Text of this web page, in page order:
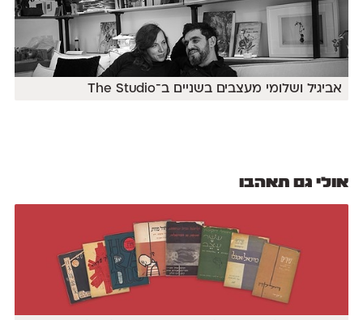
אביגיל ושלומי מעצבים בשניים ב־The Studio
אולי גם תאהבו